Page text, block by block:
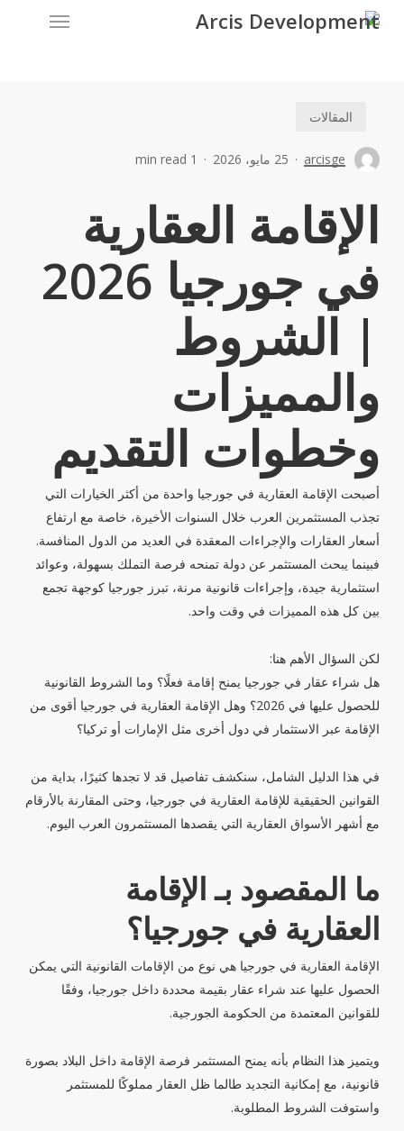
Menu
المقالات
arcisge 25 مايو، 2026 1 min read
الإقامة العقارية
في جورجيا 2026
| الشروط
والمميزات
وخطوات التقديم
أصبحت الإقامة العقارية في جورجيا واحدة من أكثر الخيارات التي
تجذب المستثمرين العرب خلال السنوات الأخيرة، خاصة مع ارتفاع
أسعار العقارات والإجراءات المعقدة في العديد من الدول المنافسة.
فبينما يبحث المستثمر عن دولة تمنحه فرصة التملك بسهولة، وعوائد
استثمارية جيدة، وإجراءات قانونية مرنة، تبرز جورجيا كوجهة تجمع
بين كل هذه المميزات في وقت واحد.
لكن السؤال الأهم هنا:
هل شراء عقار في جورجيا يمنح إقامة فعلًا؟ وما الشروط القانونية
للحصول عليها في 2026؟ وهل الإقامة العقارية في جورجيا أقوى من
الإقامة عبر الاستثمار في دول أخرى مثل الإمارات أو تركيا؟
في هذا الدليل الشامل، سنكشف تفاصيل قد لا تجدها كثيرًا، بداية من
القوانين الحقيقية للإقامة العقارية في جورجيا، وحتى المقارنة بالأرقام
مع أشهر الأسواق العقارية التي يقصدها المستثمرون العرب اليوم.
ما المقصود بـ الإقامة
العقارية في جورجيا؟
الإقامة العقارية في جورجيا هي نوع من الإقامات القانونية التي يمكن
الحصول عليها عند شراء عقار بقيمة محددة داخل جورجيا، وفقًا
للقوانين المعتمدة من الحكومة الجورجية.
ويتميز هذا النظام بأنه يمنح المستثمر فرصة الإقامة داخل البلاد بصورة
قانونية، مع إمكانية التجديد طالما ظل العقار مملوكًا للمستثمر
واستوفت الشروط المطلوبة.